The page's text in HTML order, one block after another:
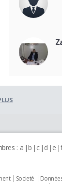
: a b c d e
Societé